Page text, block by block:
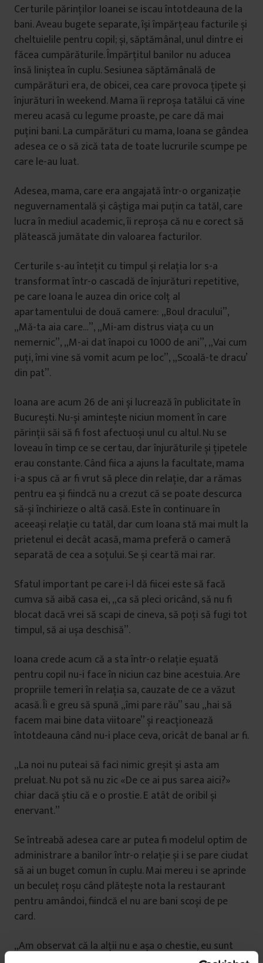
Certurile părinților Ioanei se iscau întotdeauna de la
bani. Aveau bugete separate, își împărțeau facturile și
cheltuielile pentru copil; și, săptămânal, unul dintre ei
făcea cumpărăturile. Împărțitul banilor nu aducea
însă liniștea în cuplu. Sesiunea săptămânală de
cumpărături era, de obicei, cea care provoca țipete și
înjurături în weekend. Mama îi reproșa tatălui că vine
mereu acasă cu legume proaste, pe care dă mai
puțini bani. La cumpărături cu mama, Ioana se gândea
adesea ce o să zică tata de toate lucrurile scumpe pe
care le-au luat.
Adesea, mama, care era angajată într-o organizație
neguvernamentală și câștiga mai puțin ca tatăl, care
lucra în mediul academic, îi reproșa că nu e corect să
plătească jumătate din valoarea facturilor.
Certurile s-au întețit cu timpul și relația lor s-a
transformat într-o cascadă de înjurături repetitive,
pe care Ioana le auzea din orice colț al
apartamentului de două camere: „Boul dracului”,
„Mă-ta aia care…”, „Mi-am distrus viața cu un
nemernic”, „M-ai dat înapoi cu 1000 de ani”, „Vai cum
puți, îmi vine să vomit acum pe loc”, „Scoală-te dracu’
din pat”.
Ioana are acum 26 de ani și lucrează în publicitate în
București. Nu-și amintește niciun moment în care
părinții săi să fi fost afectuoși unul cu altul. Nu se
loveau în timp ce se certau, dar înjurăturile și țipetele
erau constante. Când fiica a ajuns la facultate, mama
i-a spus că ar fi vrut să plece din relație, dar a rămas
pentru ea și fiindcă nu a crezut că se poate descurca
să-și închirieze o altă casă. Este în continuare în
aceeași relație cu tatăl, dar cum Ioana stă mai mult la
prietenul ei decât acasă, mama preferă o cameră
separată de cea a soțului. Se și ceartă mai rar.
Sfatul important pe care i-l dă fiicei este să facă
cumva să aibă casa ei, „ca să pleci oricând, să nu fi
blocat dacă vrei să scapi de cineva, să poți să fugi tot
timpul, să ai ușa deschisă”.
Ioana crede acum că a sta într-o relație eșuată
pentru copil nu-i face în niciun caz bine acestuia. Are
propriile temeri în relația sa, cauzate de ce a văzut
acasă. Îi e greu să spună „îmi pare rău” sau „hai să
facem mai bine data viitoare” și reacționează
întotdeauna când nu-i place ceva, oricât de banal ar fi.
„La noi nu puteai să faci nimic greșit și asta am
preluat. Nu pot să nu zic «De ce ai pus sarea aici?»
chiar dacă știu că e o prostie. E atât de oribil și
enervant.”
Se întreabă adesea care ar putea fi modelul optim de
administrare a banilor într-o relație și i se pare ciudat
să ai un buget comun în cuplu. Mai mereu i se aprinde
un beculeț roșu când plătește nota la restaurant
pentru amândoi, fiindcă el nu are bani scoși de pe
card.
„Am observat că la alții nu e așa o chestie, eu sunt